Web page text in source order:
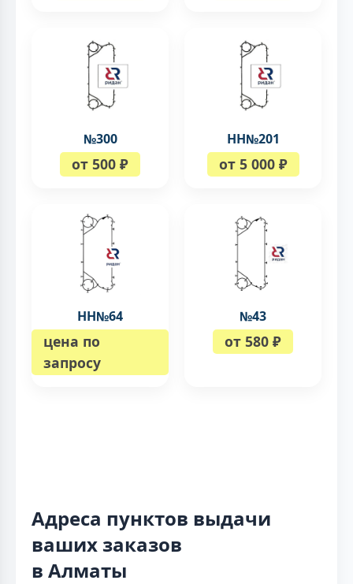
№300
от 500 ₽
НН№201
от 5 000 ₽
НН№64
цена по
запросу
№43
от 580 ₽
Адреса пунктов выдачи
ваших заказов
в Алматы